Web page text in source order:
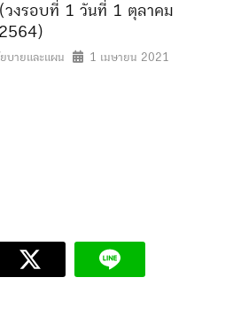
งรอบที่ 1 วันที่ 1 ตุลาคม
บายและแผน 1 เมษายน 2021